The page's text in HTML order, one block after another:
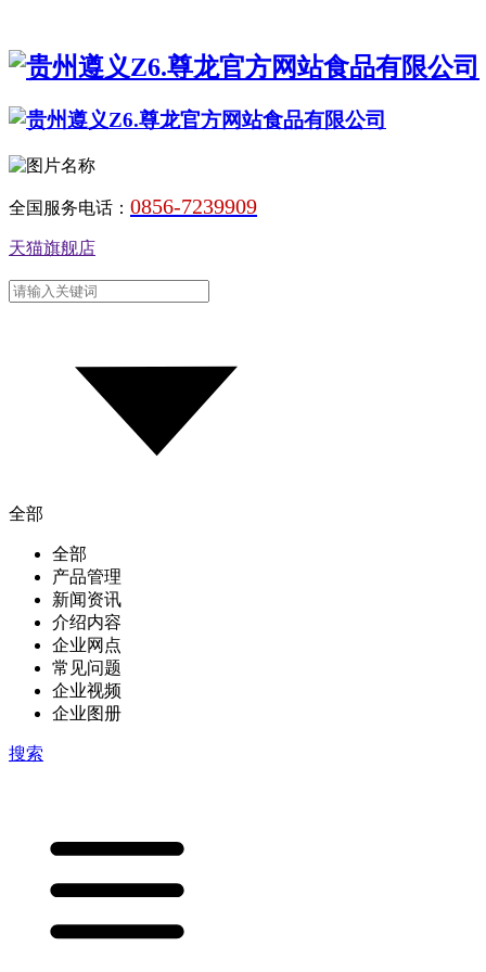
全国服务电话： 0856-7239909
天猫旗舰店
全部
全部
产品管理
新闻资讯
介绍内容
企业网点
常见问题
企业视频
企业图册
搜索